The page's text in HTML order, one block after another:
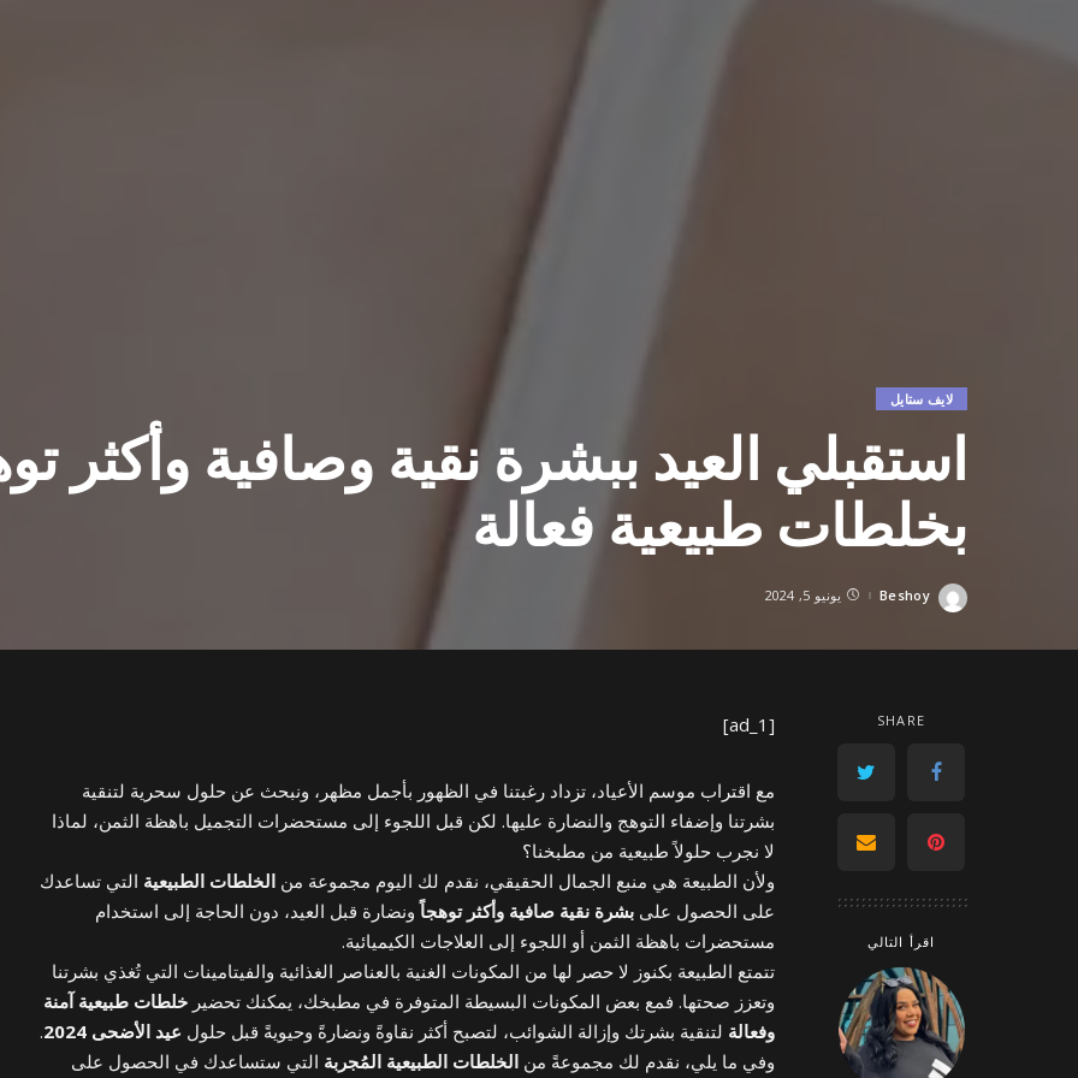
لايف ستايل
استقبلي العيد ببشرة نقية وصافية وأكثر
بخلطات طبيعية فعالة
Posted
Beshoy يونيو 5, 2024
SHARE
اقرأ التالي
[ad_1]
مع اقتراب موسم الأعياد، تزداد رغبتنا في الظهور بأجمل مظهر، ونبحث عن حلول سحرية لتنقية
بشرتنا وإضفاء التوهج والنضارة عليها. لكن قبل اللجوء إلى مستحضرات التجميل باهظة الثمن، لماذا
لا نجرب حلولاً طبيعية من مطبخنا؟
ولأن الطبيعة هي منبع الجمال الحقيقي، نقدم لك اليوم مجموعة من الخلطات الطبيعية التي تساعدك
على الحصول على بشرة نقية صافية وأكثر توهجاً ونضارة قبل العيد، دون الحاجة إلى استخدام
مستحضرات باهظة الثمن أو اللجوء إلى العلاجات الكيميائية.
تتمتع الطبيعة بكنوز لا حصر لها من المكونات الغنية بالعناصر الغذائية والفيتامينات التي تُغذي بشرتنا
وتعزز صحتها. فمع بعض المكونات البسيطة المتوفرة في مطبخك، يمكنك تحضير خلطات طبيعية آمنة
وفعالة لتنقية بشرتك وإزالة الشوائب، لتصبح أكثر نقاوةً ونضارةً وحيويةً قبل حلول عيد الأضحى 2024
.
وفي ما يلي، نقدم لك مجموعةً من الخلطات الطبيعية المُجربة التي ستساعدك في الحصول على